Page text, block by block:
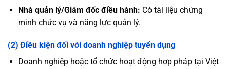
Nhà quản lý/Giám đốc điều hành: Có tài liệu chứng
minh chức vụ và năng lực quản lý.
(2) Điều kiện đối với doanh nghiệp tuyển dụng
Doanh nghiệp hoặc tổ chức hoạt động hợp pháp tại Việt